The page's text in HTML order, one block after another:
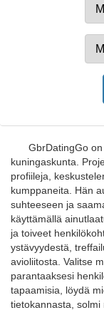
GbrDatingGo
kuningaskunta.
profiileja,
kumppaneita. Hän
suhteeseen ja
käyttämällä
ja toiveet
ystävyydestä,
avioliitosta. Valitse
parantaaksesi
tapaamisia, löydä
tietokannasta,